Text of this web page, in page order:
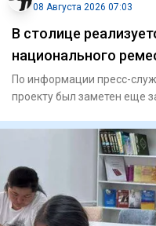
08 Августа 2026 07:03
В столице
национального
По информации пресс-
проекту был заметен еще